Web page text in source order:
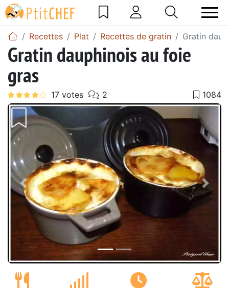
Recettes Plat Recettes de gratin Gratin
Gratin dauphinois au foie
gras
Précédent